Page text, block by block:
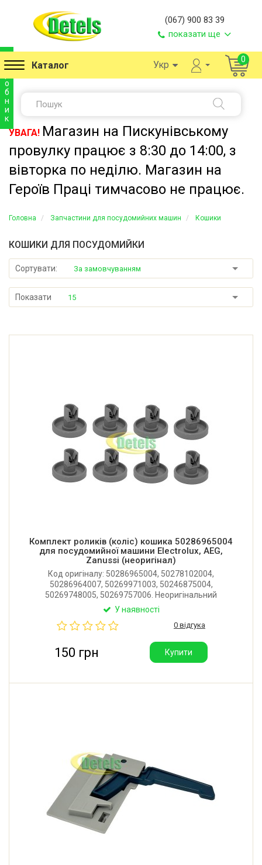
(067) 900 83 39
показати ще
Каталог Укр 0
УВАГА! Магазин на Пискунівському
провулку працює з 8:30 до 14:00, з
вівторка по неділю. Магазин на
Героїв Праці тимчасово не працює.
Головна Запчастини для посудомийних машин Кошики
КОШИКИ ДЛЯ ПОСУДОМИЙКИ
Сортувати: За замовчуванням
Показати 15
и
о
б
н
и
к
Комплект роликів (коліс) кошика 50286965004
для посудомийної машини Electrolux, AEG,
Zanussi (неоригінал)
Код оригіналу: 50286965004, 50278102004,
50286964007, 50269971003, 50246875004,
50269748005, 50269757006. Неоригінальний
комплект коліс нижнього кошика для посудомийної
8 шт. Виробник: Італія.
У наявності
0 відгука
150 грн Купити